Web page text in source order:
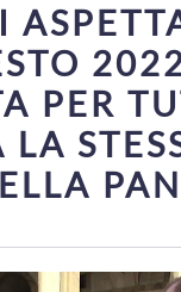
PER
LA